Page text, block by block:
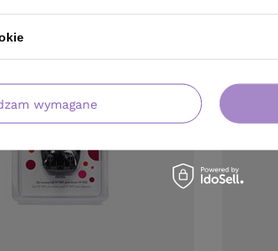
wymagane